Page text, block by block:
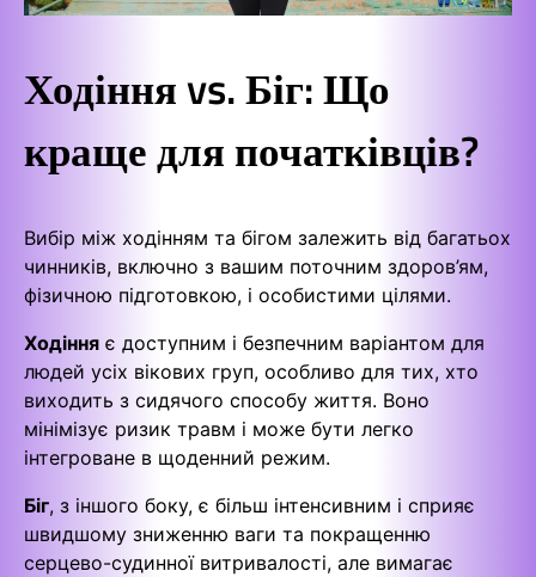
Ходіння vs. Біг: Що
краще для початківців?
Вибір між ходінням та бігом залежить від багатьох
чинників, включно з вашим поточним здоров’ям,
фізичною підготовкою, і особистими цілями.
Ходіння є доступним і безпечним варіантом для
людей усіх вікових груп, особливо для тих, хто
виходить з сидячого способу життя. Воно
мінімізує ризик травм і може бути легко
інтегроване в щоденний режим.
Біг, з іншого боку, є більш інтенсивним і сприяє
швидшому зниженню ваги та покращенню
серцево-судинної витривалості, але вимагає